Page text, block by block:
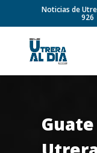
Noticias de
926